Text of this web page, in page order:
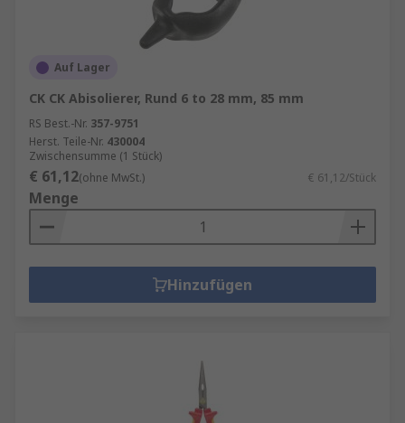
Auf Lager
CK CK Abisolierer, Rund 6 to 28 mm, 85 mm
RS Best.-Nr. 357-9751
Herst. Teile-Nr. 430004
Zwischensumme (1 Stück)
€ 61,12(ohne MwSt.) € 61,12/Stück
Menge
Hinzufügen